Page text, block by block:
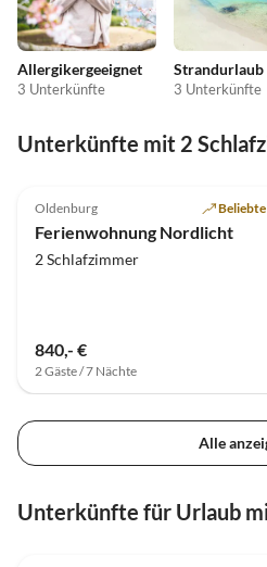
Allergikergeeignet
3 Unterkünfte
Strandurlaub
3 Unterkünfte
Unterkünfte mit 2
Oldenburg
Ferienwohnung Nordlicht
2 Schlafzimmer
840,- €
2 Gäste / 7 Nächte
Alle
Unterkünfte für Urlaub